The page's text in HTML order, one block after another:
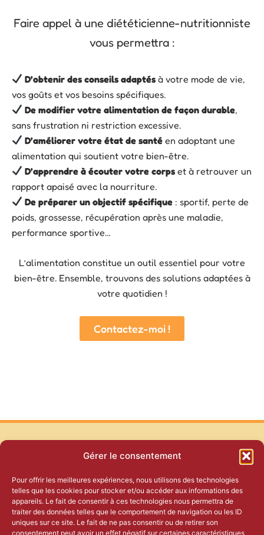
Gérer le consentement
Pour offrir les meilleures expériences, nous utilisons des technologies
telles que les cookies pour stocker et/ou accéder aux informations des
appareils. Le fait de consentir à ces technologies nous permettra de
traiter des données telles que le comportement de navigation ou les ID
uniques sur ce site. Le fait de ne pas consentir ou de retirer son
consentement peut avoir un effet négatif sur certaines caractéristiques
Faire appel à une diététicienne-nutritionniste
vous permettra :
D’obtenir des conseils adaptés à votre mode de vie,
vos goûts et vos besoins spécifiques.
De modifier votre alimentation de façon durable,
sans frustration ni restriction excessive.
D’améliorer votre état de santé en adoptant une
alimentation qui soutient votre bien-être.
D’apprendre à écouter votre corps et à retrouver un
rapport apaisé avec la nourriture.
De préparer un objectif spécifique : sportif, perte de
poids, grossesse, récupération après une maladie,
performance sportive…
L’alimentation constitue un outil essentiel pour votre
bien-être. Ensemble, trouvons des solutions adaptées à
votre quotidien !
Contactez-moi !
Contact